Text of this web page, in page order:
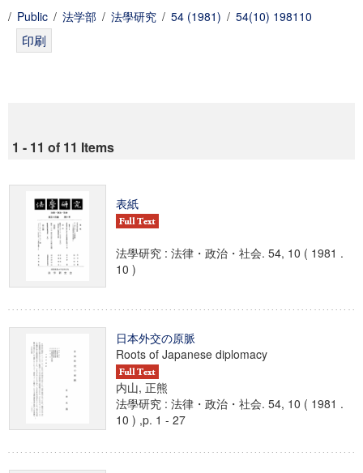
慶應義塾大学グローバルCOEプログラム市民社会ガバナンス
/ Public / 法学部 / 法學研究 / 54 (1981) / 54(10) 198110
1 - 11 of 11 Items
表紙
法學研究 : 法律・政治・社会. 54, 10 ( 1981 .
10 )
日本外交の原脈
Roots of Japanese diplomacy
内山, 正熊
法學研究 : 法律・政治・社会. 54, 10 ( 1981 .
10 ) ,p. 1 - 27